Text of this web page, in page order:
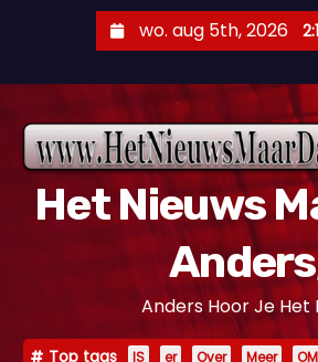
wo. aug 5th, 2026
Het Nieuws
Anders Hoor Je Het
Top tags IS er Over Meer OM